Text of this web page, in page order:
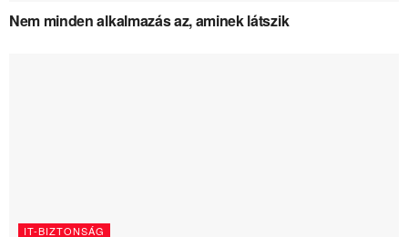
Nem minden alkalmazás az, aminek látszik
IT-BIZTONSÁG